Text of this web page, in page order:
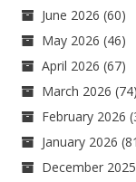
June 2026 (60)
May 2026 (46)
April 2026 (67)
March 2026 (74)
February 2026
January 2026
December 2025